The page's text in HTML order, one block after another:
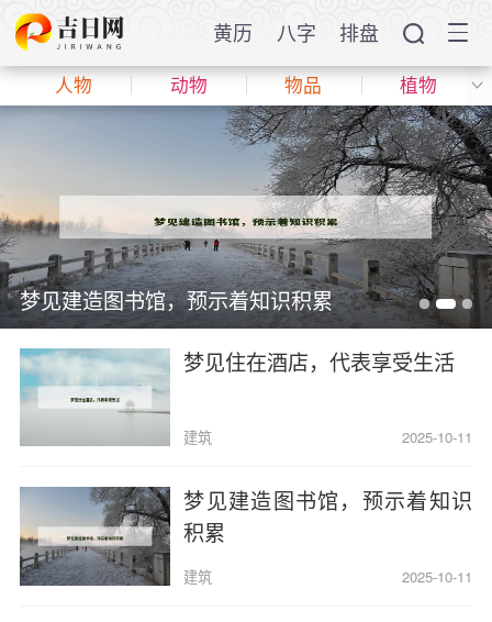
黄历 八字 排盘
人物 动物 物品 植物
梦见建造图书馆，预示着知识积累
梦见住在酒店，代表享受生活
建筑 2025-10-11
梦见建造图书馆，预示着知识
积累
建筑 2025-10-11